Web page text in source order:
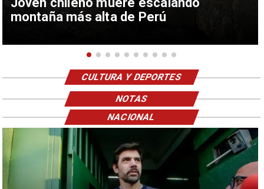
montaña más alta de Perú
CULTURA Y DEPORTES
NOTAS
NACIONAL